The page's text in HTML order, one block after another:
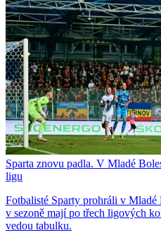
Sparta znovu padla. V Mladé
ligu
Fotbalisté Sparty prohráli v
v sezoně mají po třech ligových
vedou tabulku.